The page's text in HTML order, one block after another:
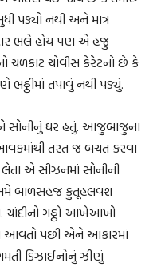
પડ્યો નથી અને માત્ર
ભલે હોય પણ એ હજુ
ચળકાટ ચોવીસ કેરેટનો છે કે
તપાવું નથી પડ્યું.
સોનીનું ઘર હતું. આજુબાજુના
તરત જ બચત કરવા
લેતા એ સીઝનમાં સોનીની
અમે બાળસહજ કુતૂહલવશ
ચાંદીનો ગઠ્ઠો આખેઆખો
આવતો પછી એને આકારમાં
ડિઝાઈનોનું ઝીણું